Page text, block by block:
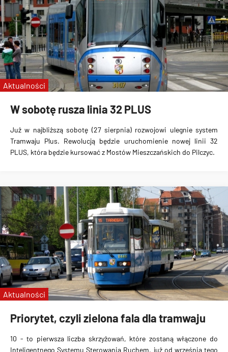
W sobotę rusza linia 32 PLUS
Już w najbliższą sobotę (27 sierpnia) rozwojowi ulegnie system
Tramwaju Plus. Rewolucją będzie uruchomienie nowej linii 32
PLUS, która będzie kursować z Mostów Mieszczańskich do Pilczyc.
Aktualności
Priorytet, czyli zielona fala dla tramwaju
10 -to pierwsza liczba skrzyżowań, które zostaną włączone do
Inteligentnego Systemu Sterowania Ruchem, już od września tego
Aktualności